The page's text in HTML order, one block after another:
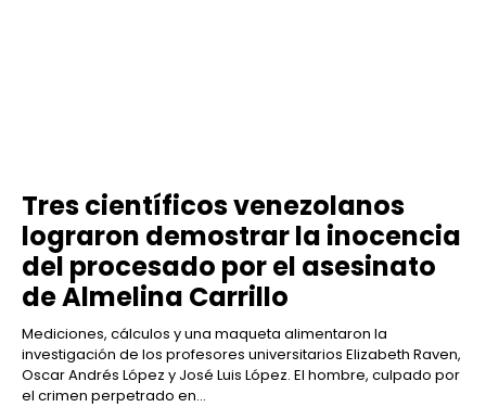
Tres científicos venezolanos
lograron demostrar la inocencia
del procesado por el asesinato
de Almelina Carrillo
Mediciones, cálculos y una maqueta alimentaron la
investigación de los profesores universitarios Elizabeth Raven,
Oscar Andrés López y José Luis López. El hombre, culpado por
el crimen perpetrado en...